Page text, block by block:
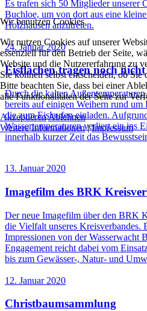
Es trafen sich 50 Mitglieder unserer
Buchloe, um von dort aus eine
Holzhausen anzutreten.
24. Januar 2020
Eisflächen tragen noch nicht
Durch die kalten
bereits auf einigen Weihern rund
die zum Eislaufen einladen.
Wassertemperaturen verliert ein ins
innerhalb kurzer Zeit das
13. Januar 2020
Imagefilm des BRK
Der neue Imagefilm über den BRK
die Vielfalt unseres Kreisverbandes.
Impressionen von der Wasserwacht
Engagement reicht dabei vom
bis zum Gewässer-, Natur- und
12. Januar 2020
Christbaumsammlung
Wir benutzen Cookies
Wir nutzen Cookies auf unserer
essenziell für den Betrieb der Seite,
Website und die Nutzererfahrung zu
Sie können selbst entscheiden, ob
Bitte beachten Sie, dass bei einer
alle Funktionalitäten der Seite zur
AkzeptierenAblehnen
Weitere Informationen|Impressum